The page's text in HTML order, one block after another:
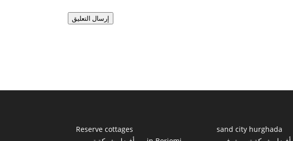
إرسال التعليق
Reserve cottages
sand city hurghada